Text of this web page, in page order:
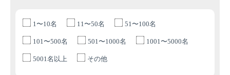
1〜10名 11〜50名 51〜100名
101〜500名 501〜1000名 1001〜5000名
5001名以上 その他